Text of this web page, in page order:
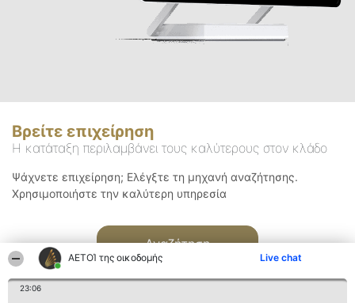
ΑΕΤΟΊ της οικοδομής Live chat
23:06
Βρείτε επιχείρηση
Η κατάταξη περιλαμβάνει τους καλύτερους στον κλάδο
Ψάχνετε επιχείρηση; Ελέγξτε τη μηχανή αναζήτησης.
Χρησιμοποιήστε την καλύτερη υπηρεσία
Αναζήτηση